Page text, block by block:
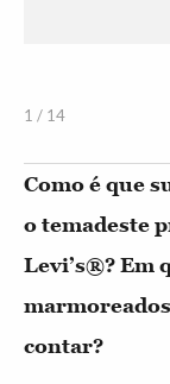
1 / 14
Como é que
o temadeste
Levi’s®? Em
contar?